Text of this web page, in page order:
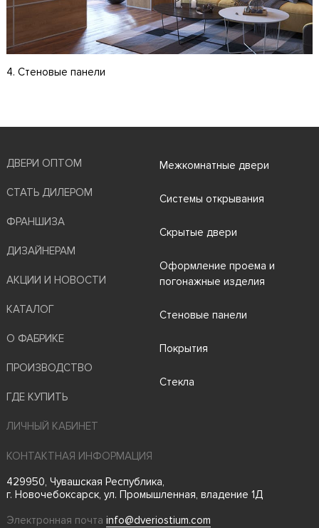
4. Стеновые панели
ДВЕРИ ОПТОМ
СТАТЬ ДИЛЕРОМ
ФРАНШИЗА
ДИЗАЙНЕРАМ
АКЦИИ И НОВОСТИ
КАТАЛОГ
О ФАБРИКЕ
ПРОИЗВОДСТВО
ГДЕ КУПИТЬ
Межкомнатные двери
Системы открывания
Скрытые двери
Оформление проема и
погонажные изделия
Стеновые панели
Покрытия
Стекла
ЛИЧНЫЙ КАБИНЕТ
КОНТАКТНАЯ ИНФОРМАЦИЯ
429950, Чувашская Республика,
г. Новочебоксарск, ул. Промышленная, владение 1Д
Электронная почта info@dveriostium.com